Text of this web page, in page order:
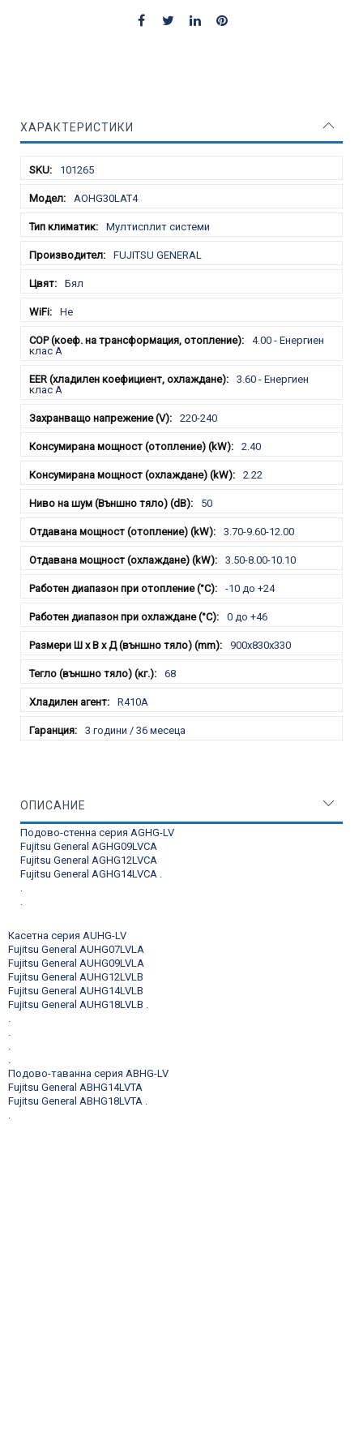
ХАРАКТЕРИСТИКИ
101265
AOHG30LAT4
Мултисплит системи
FUJITSU GENERAL
Бял
Не
4.00 - Енергиен
клас А
3.60 - Енергиен
клас A
220-240
2.40
2.22
50
3.70-9.60-12.00
3.50-8.00-10.10
-10 до +24
0 до +46
900x830x330
68
R410A
3 години / 36 месеца
ОПИСАНИЕ
Подово-стенна серия AGHG-LV
Fujitsu General AGHG09LVCA
Fujitsu General AGHG12LVCA
Fujitsu General AGHG14LVCA
Касетна серия AUHG-LV
Fujitsu General AUHG07LVLA
Fujitsu General AUHG09LVLA
Fujitsu General AUHG12LVLB
Fujitsu General AUHG14LVLB
Fujitsu General AUHG18LVLB
Подово-таванна серия ABHG-LV
Fujitsu General ABHG14LVTA
Fujitsu General ABHG18LVTA